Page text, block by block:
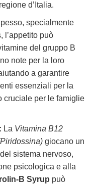
d’Italia.
specialmente
l’appetito può
del gruppo B
note per la loro
a garantire
essenziali per la
cruciale per le famiglie
La Vitamina B12
giocano un
sistema nervoso,
psicologica e alla
B Syrup può